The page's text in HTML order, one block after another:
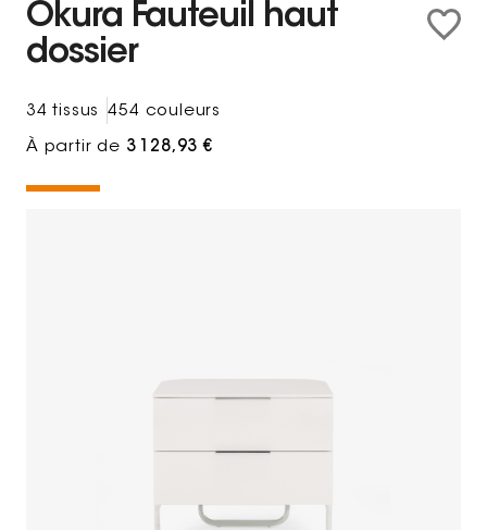
Okura Fauteuil haut
dossier
34 tissus 454 couleurs
À partir de 3 128,93 €